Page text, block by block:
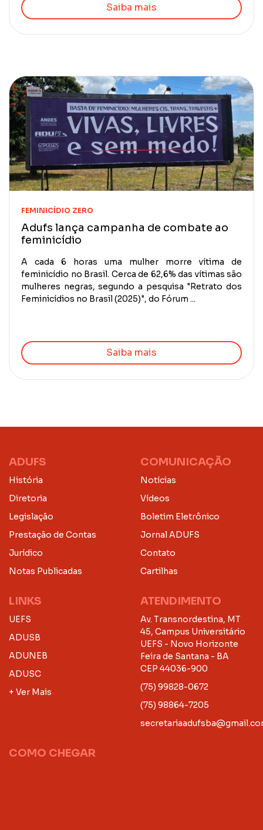
Saiba mais
FEMINICÍDIO ZERO
Adufs lança campanha de combate ao
feminicídio
A cada 6 horas uma mulher morre vítima de
feminicídio no Brasil. Cerca de 62,6% das vítimas são
mulheres negras, segundo a pesquisa "Retrato dos
Feminicídios no Brasil (2025)", do Fórum ...
Saiba mais
ADUFS
História
Diretoria
Legislação
Prestação de Contas
Jurídico
Notas Publicadas
COMUNICAÇÃO
Notícias
Vídeos
Boletim Eletrônico
Jornal ADUFS
Contato
Cartilhas
LINKS
UEFS
ADUSB
ADUNEB
ADUSC
+ Ver Mais
COMO CHEGAR
ATENDIMENTO
Av. Transnordestina, MT
45, Campus Universitário
UEFS - Novo Horizonte
Feira de Santana - BA
CEP 44036-900
(75) 99828-0672
(75) 98864-7205